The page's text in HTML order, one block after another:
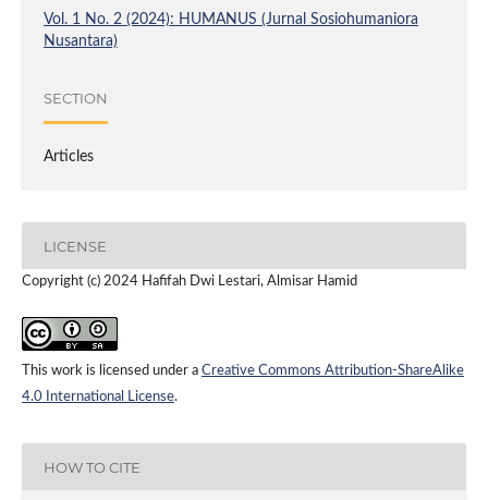
Vol. 1 No. 2 (2024): HUMANUS (Jurnal Sosiohumaniora
Nusantara)
SECTION
Articles
LICENSE
Copyright (c) 2024 Hafifah Dwi Lestari, Almisar Hamid
This work is licensed under a Creative Commons Attribution-ShareAlike
4.0 International License.
HOW TO CITE